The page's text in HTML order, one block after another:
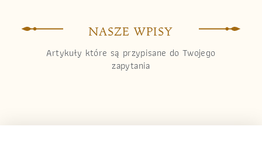
NASZE WPISY
Artykuły które są przypisane do Twojego
zapytania